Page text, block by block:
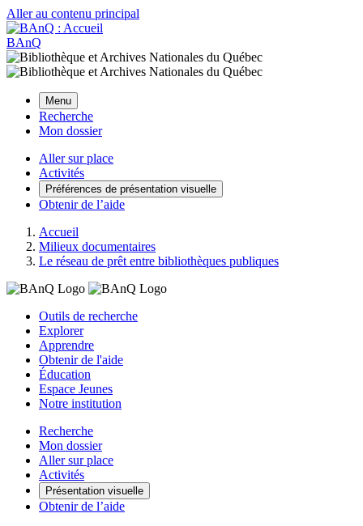
Aller au contenu principal
BAnQ
Menu
Recherche
Mon dossier
Aller sur place
Activités
Préférences de présentation visuelle
Obtenir de l’aide
Accueil
Milieux documentaires
Le réseau de prêt entre bibliothèques publiques
Outils de recherche
Explorer
Apprendre
Obtenir de l'aide
Éducation
Espace Jeunes
Notre institution
Recherche
Mon dossier
Aller sur place
Activités
Présentation visuelle
Obtenir de l’aide